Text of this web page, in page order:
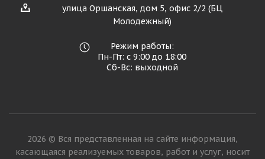
улица Оршанская, дом 5, офис 2/2 (БЦ
Молодежный)
Режим работы:
Пн-Пт: с 9:00 до 18:00
Сб-Вс: выходной
2026 © Вся представленная на сайте информация,
касающаяся реализуемых товаров, работ и услуг, носит